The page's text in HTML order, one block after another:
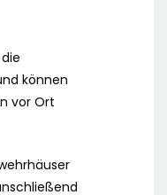
können
vor Ort